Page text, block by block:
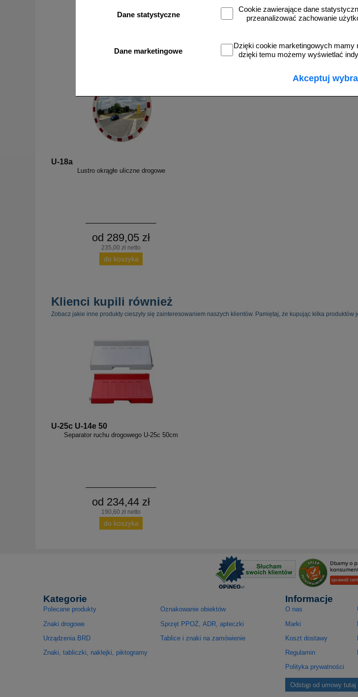
Dane statystyczne
Cookie zawierające dane
przeanalizować zachowanie
Dane marketingowe
Dzięki cookie marketingowych
dzięki temu możemy wyświetlać
Akceptuj
do koszyka zobacz
U-18a
Lustro okrągłe uliczne drogowe
od 289,05 zł
235,00 zł netto
do koszyka
Klienci kupili również
Zobacz jakie inne produkty cieszyły się zainteresowaniem naszych klientów. Pamiętaj, że kupując kilka
U-25c U-14e 50
Separator ruchu drogowego U-25c 50cm
od 234,44 zł
190,60 zł netto
do koszyka
Kategorie
Polecane produkty
Znaki drogowe
Urządzenia BRD
Znaki, tabliczki, naklejki, piktogramy
Oznakowanie obiektów
Sprzęt PPOŻ, ADR, apteczki
Tablice i znaki na zamówienie
Informacje
O nas
Marki
Koszt dostawy
Regulamin
Polityka prywatności
Odstąp od umowy tutaj